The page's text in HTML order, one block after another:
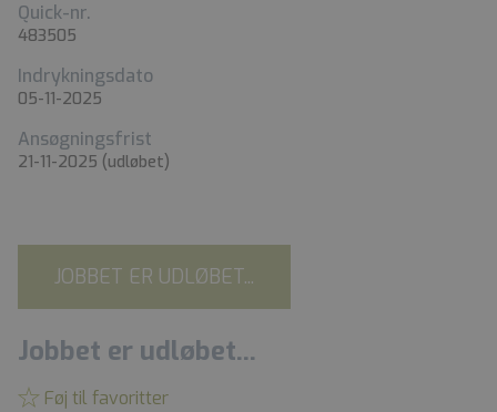
Quick-nr.
483505
Indrykningsdato
05-11-2025
Ansøgningsfrist
21-11-2025 (udløbet)
JOBBET ER UDLØBET...
Jobbet er udløbet...
Føj til favoritter